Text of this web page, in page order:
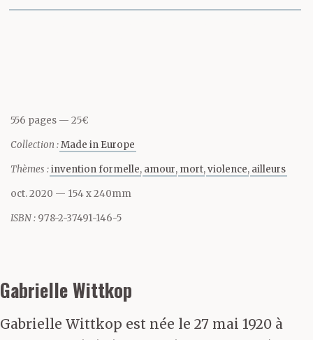
y avait tant de
été la sauvage passion
des regards et la
menaçante touffeur de
l’air. Le matin du 11
un ciel soufre où
chassés par le sirocco
556 pages 25€
Collection :Made in Europe
Thèmes :invention formelle amour mort violence ailleurs
oct. 2020 — 154 x 240mm
ISBN : 978-2-37491-146-5
Gabrielle Wittkop
Gabrielle Wittkop est née le 27 mai 1920 à